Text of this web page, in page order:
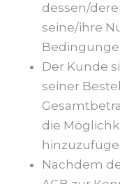
dessen/
seine/ihre
Der Kunde
seiner
die
Nachdem